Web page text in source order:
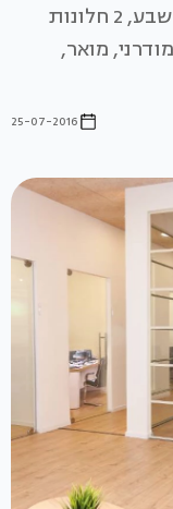
לידיהן חלל מוזנח של 200 מ"ר בבאר שבע, 2 חלונות
מואר,
25-07-2016